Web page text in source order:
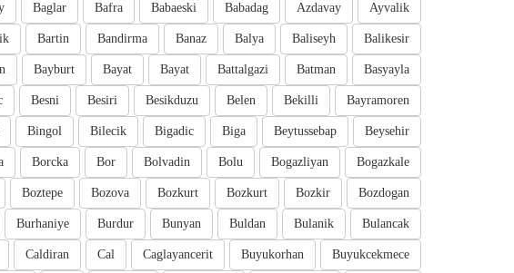
Ayvalik
Azdavay
Babadag
Babaeski
Bafra
Baglar
Balikesir
Baliseyh
Balya
Banaz
Bandirma
Bartin
Basyayla
Batman
Battalgazi
Bayat
Bayat
Bayburt
Bayramoren
Bekilli
Belen
Besikduzu
Besiri
Besni
Beysehir
Beytussebap
Biga
Bigadic
Bilecik
Bingol
Bogazkale
Bogazliyan
Bolu
Bolvadin
Bor
Borcka
Bozdogan
Bozkir
Bozkurt
Bozkurt
Bozova
Boztepe
Bulancak
Bulanik
Buldan
Bunyan
Burdur
Burhaniye
Buyukcekmece
Buyukorhan
Caglayancerit
Cal
Caldiran